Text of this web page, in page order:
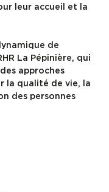
leur accueil et la
de
La Pépinière, qui
approches
la qualité de vie, la
des personnes